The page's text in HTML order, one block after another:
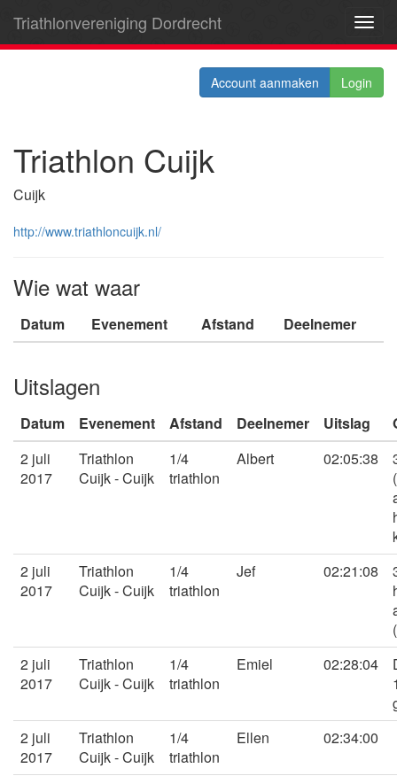
Triathlonvereniging Dordrecht
Account aanmaken Login
Triathlon Cuijk
Cuijk
http://www.triathloncuijk.nl/
Wie wat waar
Datum Evenement Afstand Deelnemer
Uitslagen
Datum Evenement Afstand Deelnemer Uitslag
2 juli
2017
Triathlon
Cuijk - Cuijk
1/4
triathlon
Albert 02:05:38
2 juli
2017
Triathlon
Cuijk - Cuijk
1/4
triathlon
Jef 02:21:08
(
2 juli
2017
Triathlon
Cuijk - Cuijk
1/4
triathlon
Emiel 02:28:04
2 juli
2017
Triathlon
Cuijk - Cuijk
1/4
triathlon
Ellen 02:34:00